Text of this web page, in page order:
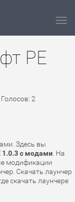
PE
Голосов: 2
Здесь вы
1.0.3 с модами . На
модификации
Скачать лаунчер
скачать лаунчере